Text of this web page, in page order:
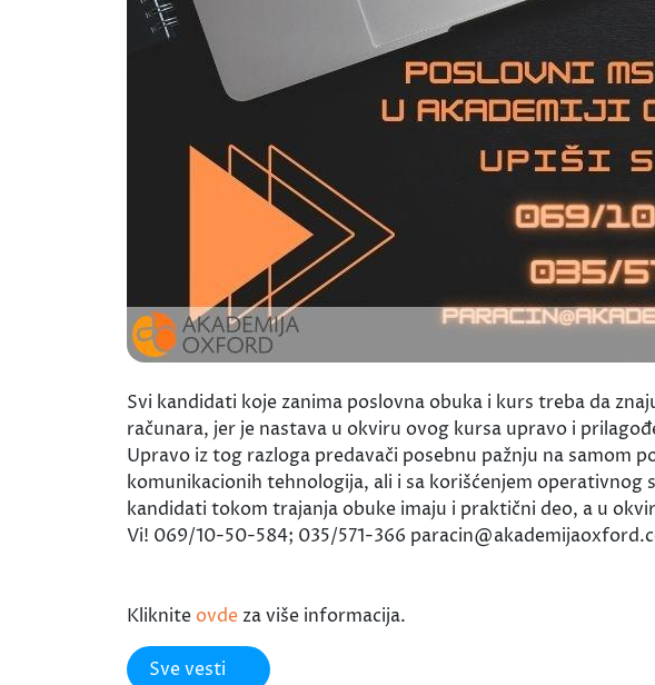
Svi kandidati koje zanima poslovna obuka i kurs treba da
računara, jer je nastava u okviru ovog kursa upravo i
Upravo iz tog razloga predavači posebnu pažnju na samom
komunikacionih tehnologija, ali i sa korišćenjem
kandidati tokom trajanja obuke imaju i praktični deo, a u
Vi! 069/10-50-584; 035/571-366
Kliknite ovde za više informacija.
Sve vesti